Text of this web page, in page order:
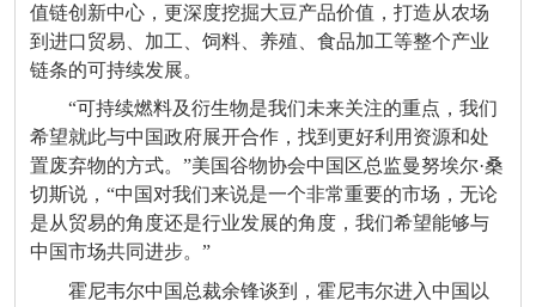
值链创新中心，更深度挖掘大豆产品价值，打造从农场
到进口贸易、加工、饲料、养殖、食品加工等整个产业
链条的可持续发展。
“可持续燃料及衍生物是我们未来关注的重点，我们
希望就此与中国政府展开合作，找到更好利用资源和处
置废弃物的方式。”美国谷物协会中国区总监曼努埃尔·桑
切斯说，“中国对我们来说是一个非常重要的市场，无论
是从贸易的角度还是行业发展的角度，我们希望能够与
中国市场共同进步。”
霍尼韦尔中国总裁余锋谈到，霍尼韦尔进入中国以